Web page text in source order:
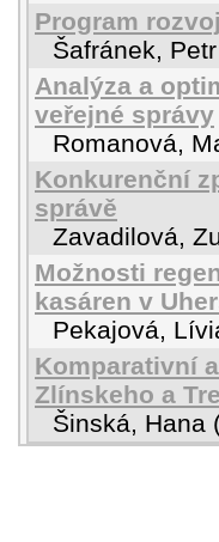
Program
Šafránek, Petr
Analýza a
veřejné správy
Romanová,
Konkurenční
správě
Zavadilová,
Možnosti
kasáren v
Pekajová,
Komparativní
Zlínskeho a
Šinská, Hana